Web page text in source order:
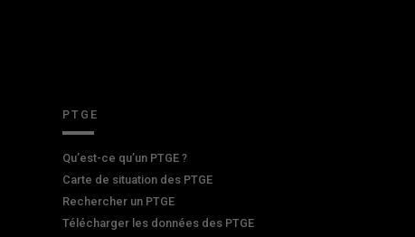
PTGE
Qu’est-ce qu’un PTGE ?
Carte de situation des PTGE
Rechercher un PTGE
Télécharger les données des PTGE